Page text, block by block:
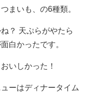
まいも、の6種類。
？ 天ぷらがやたら
白かったです。
いしかった！
ーはディナータイム